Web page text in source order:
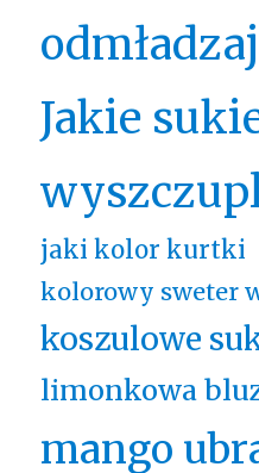
Jakie
jaki kolor kurtki
kolorowy sweter
koszulowe
limonkowa
mango